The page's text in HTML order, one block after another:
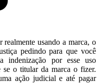
usando a marca, o
pedindo para que você
indenização por esse uso
se o titular da marca o fizer.
ação judicial e até pagar